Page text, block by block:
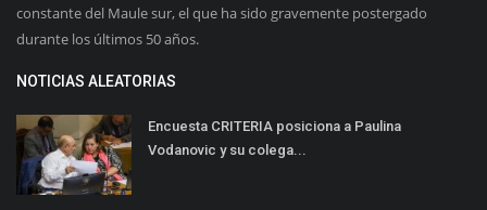
constante del Maule sur, el que ha sido gravemente postergado
durante los últimos 50 años.
NOTICIAS ALEATORIAS
Encuesta CRITERIA posiciona a Paulina
Vodanovic y su colega...